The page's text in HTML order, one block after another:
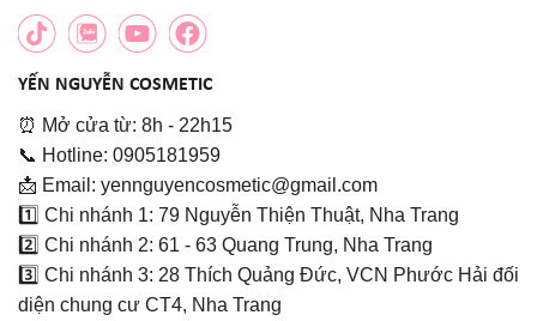
YẾN NGUYỄN COSMETIC
⏰ Mở cửa từ: 8h - 22h15
📞 Hotline: 0905181959
📩 Email: yennguyencosmetic@gmail.com
1️⃣ Chi nhánh 1: 79 Nguyễn Thiện Thuật, Nha Trang
2️⃣ Chi nhánh 2: 61 - 63 Quang Trung, Nha Trang
3️⃣ Chi nhánh 3: 28 Thích Quảng Đức, VCN Phước Hải đối
diện chung cư CT4, Nha Trang